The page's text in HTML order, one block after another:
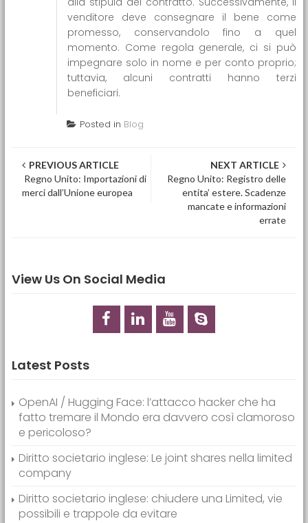
venditore deve consegnare il bene come
promesso, conservandolo fino a quel
momento. Come regola generale, ci si può
impegnare solo in nome e per conto proprio;
tuttavia, alcuni contratti hanno terzi
beneficiari.
Posted in Blog
Post navigation
PREVIOUS ARTICLE
Regno Unito: Importazioni di
merci dall’Unione europea
NEXT ARTICLE
Regno Unito: Registro delle
entita’ estere. Scadenze
mancate e informazioni
errate
View Us On Social Media
Latest Posts
OpenAI / Hugging Face: l’attacco hacker che ha
fatto tremare il Mondo era davvero così clamoroso
e pericoloso?
Diritto societario inglese: Le joint shares nella limited
company
Diritto societario inglese: chiudere una Limited, vie
possibili e trappole da evitare